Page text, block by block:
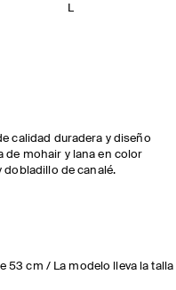
L
calidad duradera y diseño
de mohair y lana en color
dobladillo de canalé.
53 cm / La modelo lleva la talla